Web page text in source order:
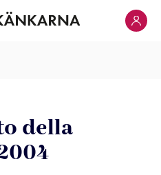
Klicka
della